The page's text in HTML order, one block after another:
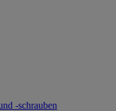
-schrauben